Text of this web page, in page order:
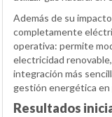
Además de su
completamente
operativa: permite
electricidad
integración más
gestión energética en
Resultados